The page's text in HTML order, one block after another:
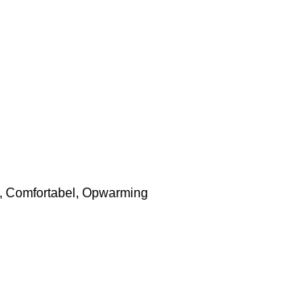
Comfortabel, Opwarming